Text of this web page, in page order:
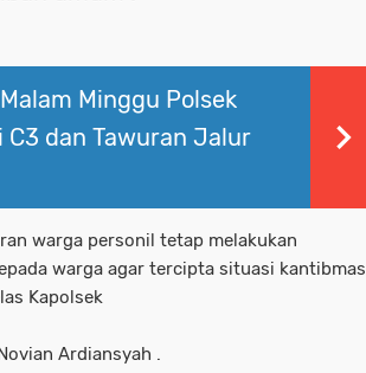
Minggu Polsek
C3 dan Tawuran Jalur
warga personil tetap melakukan
warga agar tercipta situasi kantibmas
Kapolsek
Ardiansyah .